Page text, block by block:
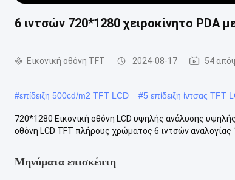
6 ιντσών 720*1280 χειροκίνητο PDA
Εικονική οθόνη TFT 2024-08-17 54
#επίδειξη 500cd/m2 TFT LCD #5 επίδειξη ίντσας TFT
720*1280 Εικονική οθόνη LCD υψηλής ανάλυσης
οθόνη LCD TFT πλήρους χρώματος 6 ιντσών αναλογίας
Μηνύματα επισκέπτη